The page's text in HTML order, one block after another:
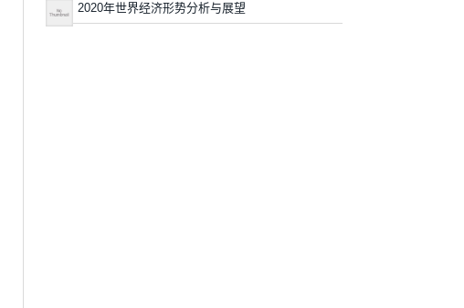
2020年世界经济形势分析与展望